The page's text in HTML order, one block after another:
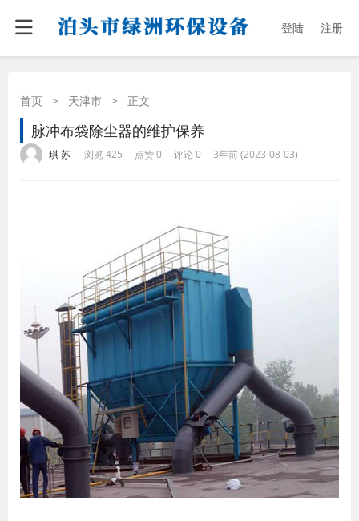
登陆 注册
首页 > 天津市 > 正文
脉冲布袋除尘器的维护保养
琪 苏 浏览 425 点赞 0 评论 0 3年前 (2023-08-03)